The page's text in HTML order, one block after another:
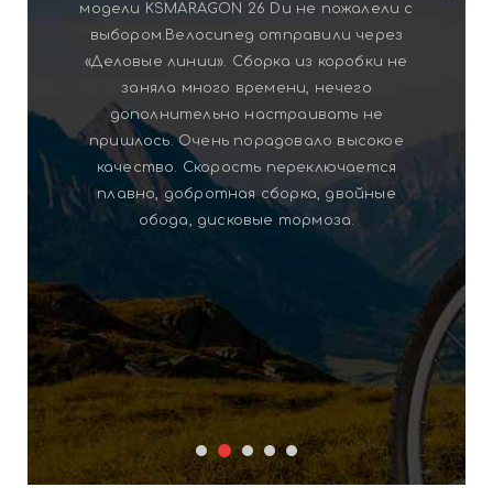
модели KSMARAGON 26 Dи не пожалели с
выбором.Велосипед отправили через
«Деловые линии». Сборка из коробки не
заняла много времени, нечего
дополнительно настраивать не
пришлось. Очень порадовало высокое
качество. Скорость переключается
плавно, добротная сборка, двойные
обода, дисковые тормоза.